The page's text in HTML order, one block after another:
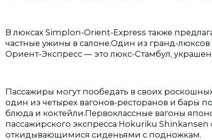
В люксах Simplon-Orient-Express также
частные ужины в салоне.Один из гранд-
Ориент-Экспресс — это люкс-Стамбул,
Пассажиры могут пообедать в своих
один из четырех вагонов-ресторанов и бары
блюда и коктейли.Первоклассные вагоны
пассажирского экспресса Hokuriku
откидывающимися сиденьями с подножкам.